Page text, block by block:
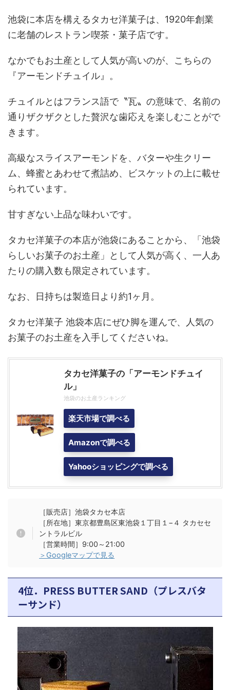
池袋に本店を構えるタカセ洋菓子は、1920年創業
に老舗のレストラン喫茶・菓子店です。
なかでもお土産として人気が高いのが、こちらの
『アーモンドチュイル』。
チュイルとはフランス語で〝瓦〟の意味で、名前の
通りザクザクとした贅沢な歯応えを楽しむことがで
きます。
高級なスライスアーモンドを、バターや生クリー
ム、蜂蜜とあわせて煮詰め、ビスケットの上に載せ
られています。
甘すぎない上品な味わいです。
タカセ洋菓子の本店が池袋にあることから、「池袋
らしいお菓子のお土産」として人気が高く、一人あ
たりの購入数も限定されています。
なお、日持ちは製造日より約1ヶ月。
タカセ洋菓子 池袋本店にぜひ脚を運んで、人気の
お菓子のお土産を入手してくださいね。
タカセ洋菓子の「アーモンドチュイ
ル」
池袋のお土産ランキング
楽天市場で調べる
Amazonで調べる
Yahooショッピングで調べる
［販売店］池袋タカセ本店
［所在地］東京都豊島区東池袋１丁目１−４ タカセセ
ントラルビル
［営業時間］9:00～21:00
＞Googleマップで見る
4位．PRESS BUTTER SAND（プレスバタ
ーサンド）